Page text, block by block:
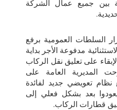
بين جميع عمال الشركة
.
السلطات العمومية برفع
مدفوعة الأجر بداية
2020، مع الإبقاء على تعليق نقل الركاب
المديرية العامة على
تعويضي جديد لفائدة
بعد بشكل فعلي إلى
قطارات الركاب.